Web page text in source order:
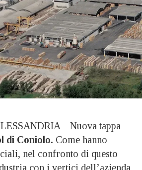
– Nuova tappa
di Coniolo. Come hanno
nel confronto di questo
con i vertici dell’azienda